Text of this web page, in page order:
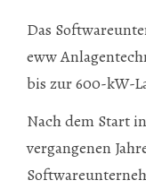
Das
eww
bis zur 600-kW-
Nach dem Start
vergangenen